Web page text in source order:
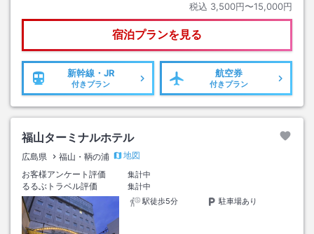
税込 3,500円〜15,000円
宿泊プランを見る
新幹線・JR
付きプラン
航空券
付きプラン
福山ターミナルホテル
広島県 福山・鞆の浦
地図
お客様アンケート評価
集計中
るるぶトラベル評価
集計中
駅徒歩5分
駐車場あり